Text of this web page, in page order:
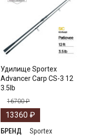
Удилище Sportex
Advancer Carp CS-3 12
3.5lb
16700₽
13360₽
БРЕНД
Sportex